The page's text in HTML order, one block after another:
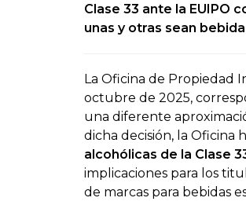
Clase 33 ante la EUIPO
unas y otras sean
La Oficina de Propiedad
octubre de 2025,
una diferente
dicha decisión, la Oficina
alcohólicas de la Clase
implicaciones para los
de marcas para bebidas